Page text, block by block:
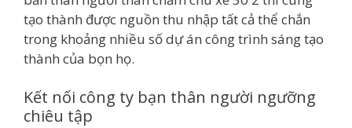
tạo thành được nguồn thu nhập tất cả thể chắn
trong khoảng nhiều số dự án công trình sáng tạo
thành của bọn họ.
Kết nối công ty bạn thân người ngưỡng
chiêu tập